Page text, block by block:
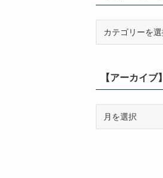
ー】【アーカイブ】